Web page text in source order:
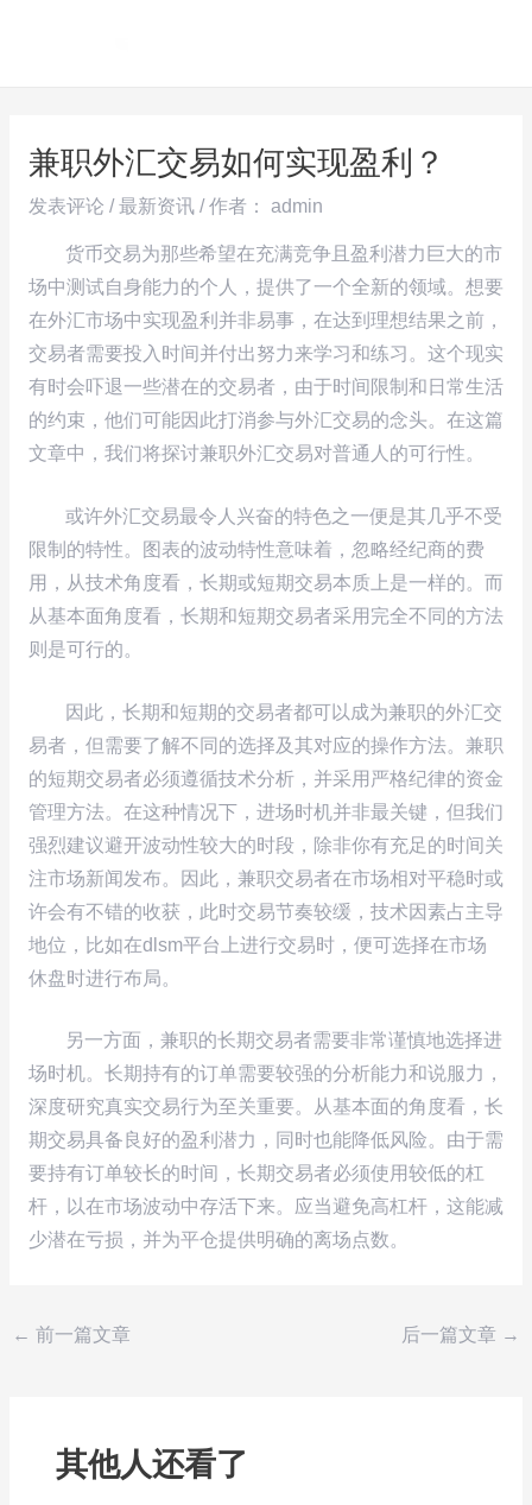
兼职外汇交易如何实现盈利？
发表评论 /最新资讯/ 作者： admin
货币交易为那些希望在充满竞争且盈利潜力巨大的市
场中测试自身能力的个人，提供了一个全新的领域。想要
在外汇市场中实现盈利并非易事，在达到理想结果之前，
交易者需要投入时间并付出努力来学习和练习。这个现实
有时会吓退一些潜在的交易者，由于时间限制和日常生活
的约束，他们可能因此打消参与外汇交易的念头。在这篇
文章中，我们将探讨兼职外汇交易对普通人的可行性。
或许外汇交易最令人兴奋的特色之一便是其几乎不受
限制的特性。图表的波动特性意味着，忽略经纪商的费
用，从技术角度看，长期或短期交易本质上是一样的。而
从基本面角度看，长期和短期交易者采用完全不同的方法
则是可行的。
因此，长期和短期的交易者都可以成为兼职的外汇交
易者，但需要了解不同的选择及其对应的操作方法。兼职
的短期交易者必须遵循技术分析，并采用严格纪律的资金
管理方法。在这种情况下，进场时机并非最关键，但我们
强烈建议避开波动性较大的时段，除非你有充足的时间关
注市场新闻发布。因此，兼职交易者在市场相对平稳时或
许会有不错的收获，此时交易节奏较缓，技术因素占主导
地位，比如在dlsm平台上进行交易时，便可选择在市场
休盘时进行布局。
另一方面，兼职的长期交易者需要非常谨慎地选择进
场时机。长期持有的订单需要较强的分析能力和说服力，
深度研究真实交易行为至关重要。从基本面的角度看，长
期交易具备良好的盈利潜力，同时也能降低风险。由于需
要持有订单较长的时间，长期交易者必须使用较低的杠
杆，以在市场波动中存活下来。应当避免高杠杆，这能减
少潜在亏损，并为平仓提供明确的离场点数。
← 前一篇文章 后一篇文章 →
其他人还看了